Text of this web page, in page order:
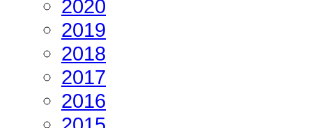
2020
2019
2018
2017
2016